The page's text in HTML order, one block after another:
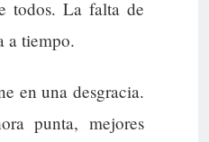
todos. La falta de
a tiempo.
en una desgracia.
punta, mejores